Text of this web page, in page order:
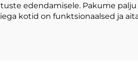
edendamisele. Pakume
kotid on funktsionaalsed ja